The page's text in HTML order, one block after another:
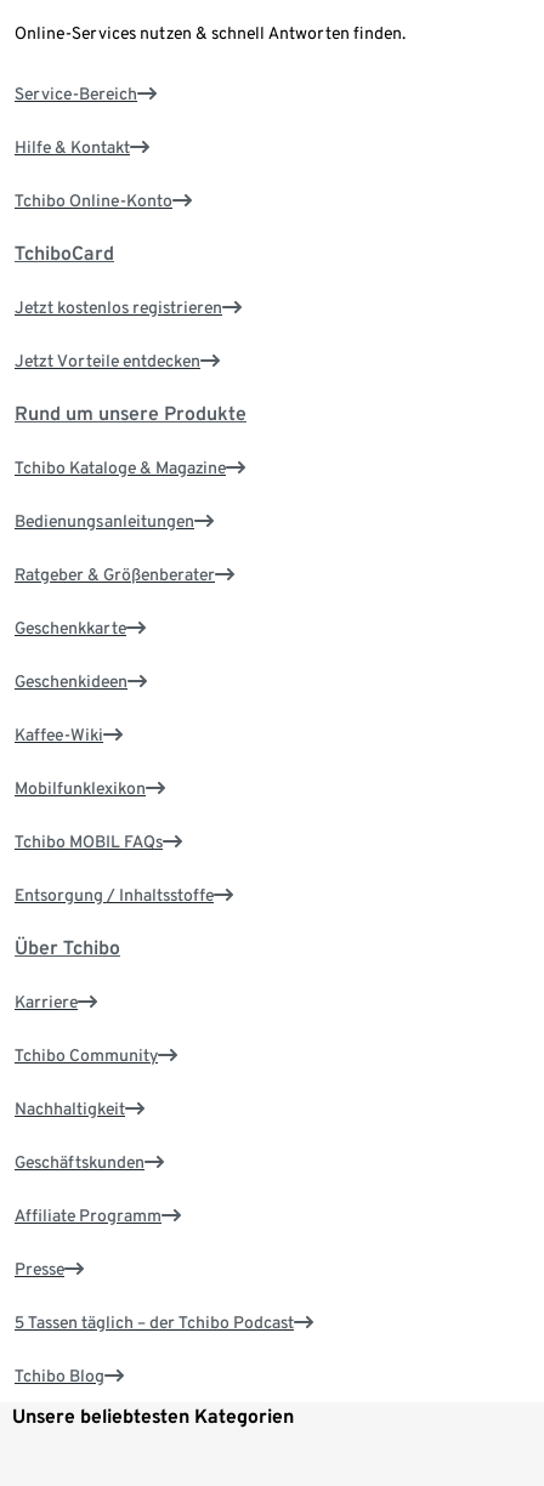
Online-Services nutzen & schnell Antworten finden.
Service-Bereich
Hilfe & Kontakt
Tchibo Online-Konto
TchiboCard
Jetzt kostenlos registrieren
Jetzt Vorteile entdecken
Rund um unsere Produkte
Tchibo Kataloge & Magazine
Bedienungsanleitungen
Ratgeber & Größenberater
Geschenkkarte
Geschenkideen
Kaffee-Wiki
Mobilfunklexikon
Tchibo MOBIL FAQs
Entsorgung / Inhaltsstoffe
Über Tchibo
Karriere
Tchibo Community
Nachhaltigkeit
Geschäftskunden
Affiliate Programm
Presse
5 Tassen täglich – der Tchibo Podcast
Tchibo Blog
Unsere beliebtesten Kategorien